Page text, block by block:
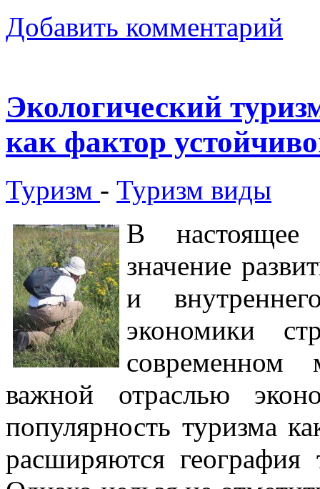
Добавить комментарий
Экологический
как фактор
Туризм - Туризм виды
В настоящее
значение
и
экономики
современном
важной отраслью
популярность туризма
расширяются география